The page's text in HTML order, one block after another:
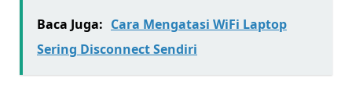
Baca Juga: Cara Mengatasi WiFi Laptop
Sering Disconnect Sendiri